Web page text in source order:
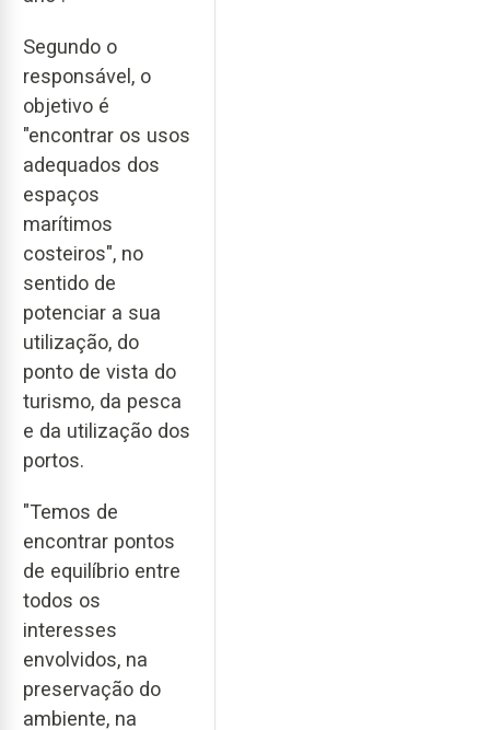
Segundo o
responsável, o
objetivo é
"encontrar os usos
adequados dos
espaços
marítimos
costeiros", no
sentido de
potenciar a sua
utilização, do
ponto de vista do
turismo, da pesca
e da utilização dos
portos.
"Temos de
encontrar pontos
de equilíbrio entre
todos os
interesses
envolvidos, na
preservação do
ambiente, na